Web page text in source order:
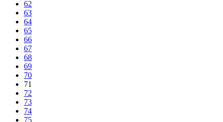
62
63
64
65
66
67
68
69
70
71
72
73
74
75